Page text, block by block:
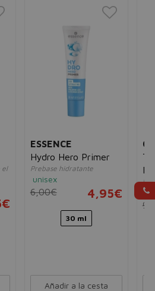
el
ESSENCE
Hydro Hero Primer
Prebase hidratante
unisex
6,00€ 4,95€
30 ml
Añadir a la cesta